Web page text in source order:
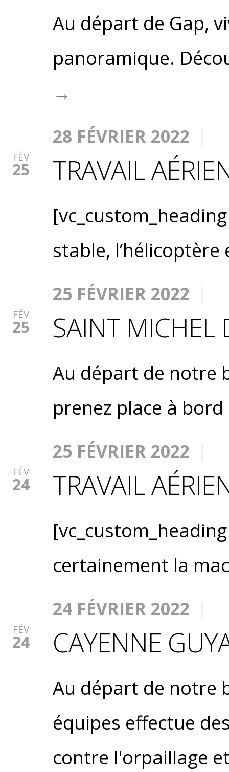
Au départ de Gap,
panoramique.
→
28 FÉVRIER 2022
FÉV
25 TRAVAIL
stable, l’hélicoptère
25 FÉVRIER 2022
FÉV
25 SAINT MICHEL
Au départ de notre
prenez place à bord
25 FÉVRIER 2022
FÉV
24 TRAVAIL
certainement la
24 FÉVRIER 2022
FÉV
24 CAYENNE
Au départ de notre
équipes effectue
contre l'orpaillage